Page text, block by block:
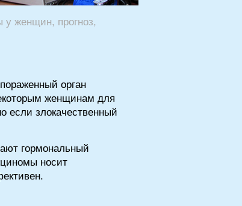
у женщин, прогноз,
орган
женщинам для
если злокачественный
гормональный
носит